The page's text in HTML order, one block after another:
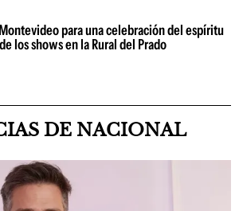
para una celebración del espíritu
los shows en la Rural del Prado
DE NACIONAL